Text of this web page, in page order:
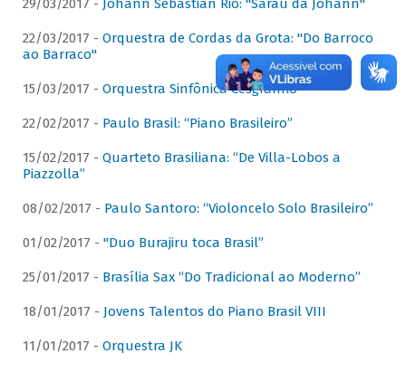
29/03/2017 - Johann Sebastian Rio: "Sarau da Johann"
22/03/2017 - Orquestra de Cordas da Grota: "Do Barroco
ao Barraco"
15/03/2017 - Orquestra Sinfônica Cesgranrio
22/02/2017 - Paulo Brasil: “Piano Brasileiro”
15/02/2017 - Quarteto Brasiliana: “De Villa-Lobos a
Piazzolla”
08/02/2017 - Paulo Santoro: “Violoncelo Solo Brasileiro”
01/02/2017 - "Duo Burajiru toca Brasil”
25/01/2017 - Brasília Sax “Do Tradicional ao Moderno”
18/01/2017 - Jovens Talentos do Piano Brasil VIII
11/01/2017 - Orquestra JK